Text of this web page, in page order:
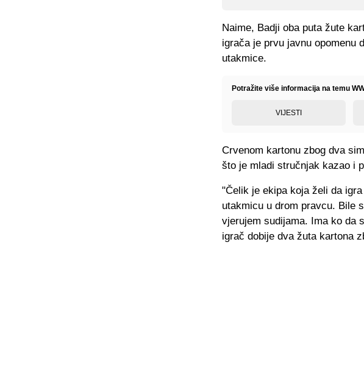
Naime, Badji oba puta žute
igrača je prvu javnu opomenu
utakmice.
Potražite više informacija na temu
VIJESTI
Crvenom kartonu zbog dva
što je mladi stručnjak kazao i
"Čelik je ekipa koja želi da
utakmicu u drom pravcu. Bile
vjerujem sudijama. Ima ko da
igrač dobije dva žuta kartona